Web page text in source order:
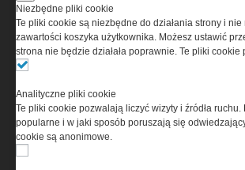
domu?
Niezbędne pliki cookie
Te pliki cookie są niezbędne do działania strony i nie
zawartości koszyka użytkownika. Możesz ustawić
strona nie będzie działała poprawnie. Te pliki
Analityczne pliki cookie
Te pliki cookie pozwalają liczyć wizyty i źródła
popularne i w jaki sposób poruszają się
cookie są anonimowe.